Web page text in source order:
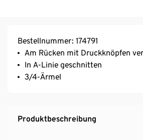
Bestellnummer: 174791
Am Rücken mit Druckknöpfen
In A-Linie geschnitten
3/4-Ärmel
Produktbeschreibung